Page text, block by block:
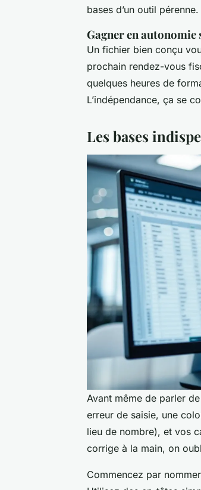
bases d’un outil pérenne.
Gagner en
Un fichier bien conçu
prochain rendez-vous
quelques heures de
L’indépendance, ça se
Les bases
Avant même de parler
erreur de saisie, une
lieu de nombre), et vos
corrige à la main, on
Commencez par